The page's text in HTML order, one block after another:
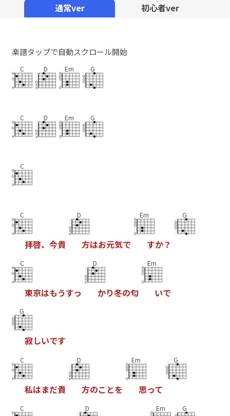
通常ver 初心者ver
楽譜タップで自動スクロール開始
C D Em G
C D Em G
C
C
拝啓、 今貴
D
方はお元気で
Em
すか？
G
C
東京はもうすっ
D
かり冬の匂
Em
いで
G
寂しいです
C
私はまだ貴
D
方のこ とを
Em
思って
G
C D Em G